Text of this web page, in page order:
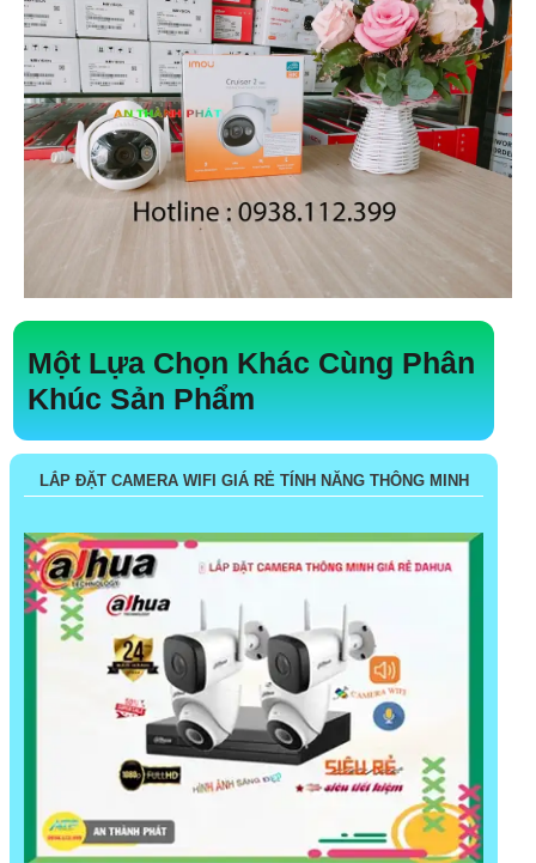
Một Lựa Chọn Khác Cùng Phân
Khúc Sản Phẩm
LẮP ĐẶT CAMERA WIFI GIÁ RẺ TÍNH NĂNG THÔNG MINH